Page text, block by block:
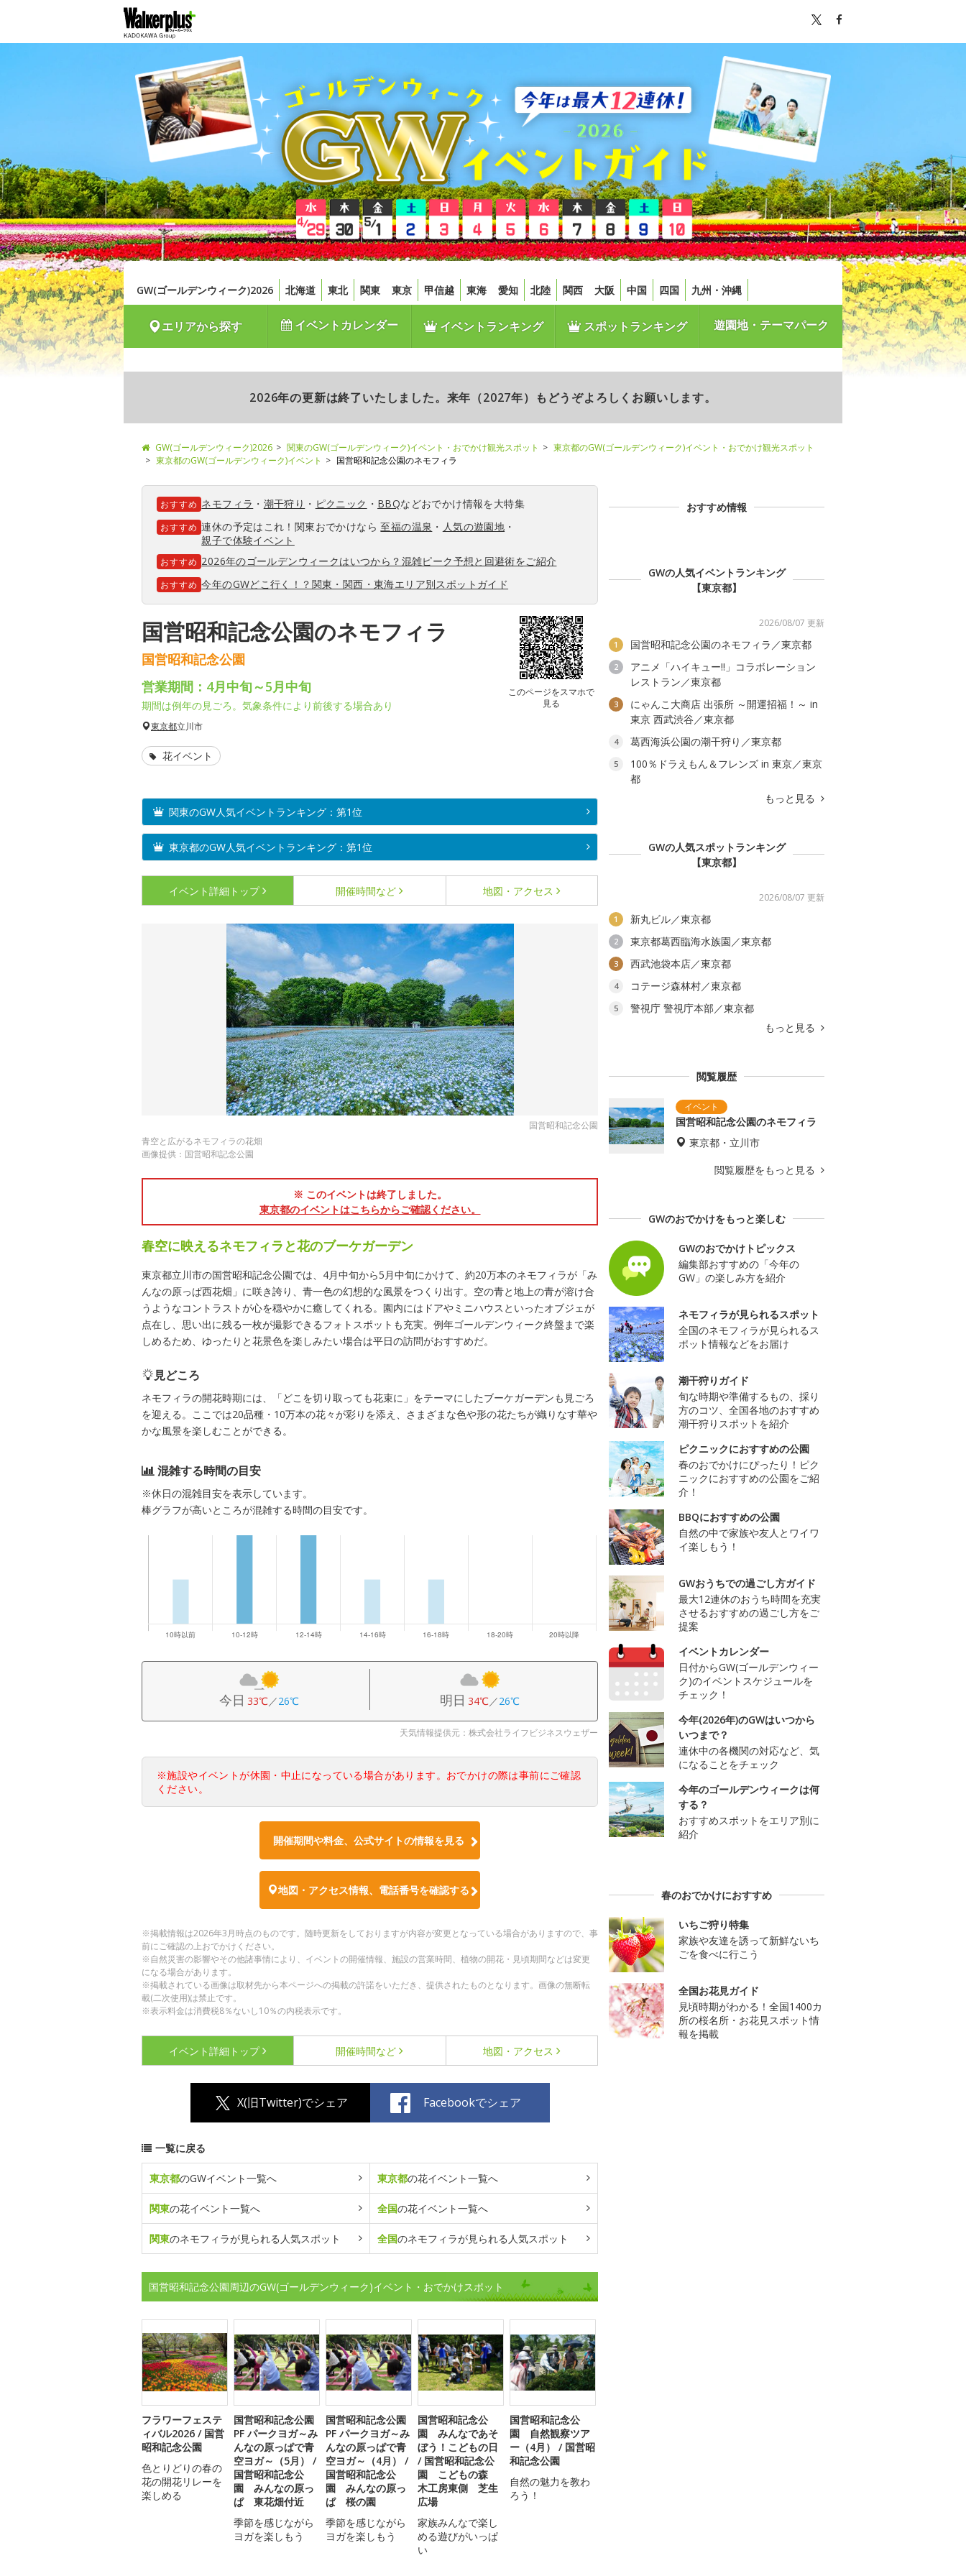
GW(ゴールデンウィーク)2026 北海道 東北 関東 東京 甲信越 東海 愛知 北陸 関西 大阪 中国 四国 九州・沖縄
エリアから探す イベントカレンダー イベントランキング スポットランキング 遊園地・テーマパーク
2026年の更新は終了いたしました。来年（2027年）もどうぞよろしくお願いします。
GW(ゴールデンウィーク)2026 関東のGW(ゴールデンウィーク)イベント・おでかけ観光スポット
東京都のGW(ゴールデンウィーク)イベント・おでかけ観光スポット
東京都のGW(ゴールデンウィーク)イベント
国営昭和記念公園のネモフィラ
おすすめ ネモフィラ ・ 潮干狩り ・ ピクニック ・ BBQなどおでかけ情報を大特集
おすすめ 連休の予定はこれ！関東おでかけなら至福の温泉 ・ 人気の遊園地 ・
親子で体験イベント
おすすめ 2026年のゴールデンウィークはいつから？混雑ピーク予想と回避術をご紹介
おすすめ 今年のGWどこ行く！？関東・関西・東海エリア別スポットガイド
国営昭和記念公園のネモフィラ
国営昭和記念公園
このページをスマホで
見る
営業期間：4月中旬～5月中旬
期間は例年の見ごろ。気象条件により前後する場合あり
東京都立川市
花イベント
関東のGW人気イベントランキング：第1位
東京都のGW人気イベントランキング：第1位
イベント詳細 トップ 開催時間など 地図・アクセス
国営昭和記念公園
青空と広がるネモフィラの花畑
画像提供：国営昭和記念公園
※ このイベントは終了しました。
東京都のイベントはこちらからご確認ください。
春空に映えるネモフィラと花のブーケガーデン
東京都立川市の国営昭和記念公園では、4月中旬から5月中旬にかけて、約20万本のネモフィラが「み
んなの原っぱ西花畑」に咲き誇り、青一色の幻想的な風景をつくり出す。空の青と地上の青が溶け合
うようなコントラストが心を穏やかに癒してくれる。園内にはドアやミニハウスといったオブジェが
点在し、思い出に残る一枚が撮影できるフォトスポットも充実。例年ゴールデンウィーク終盤まで楽
しめるため、ゆったりと花景色を楽しみたい場合は平日の訪問がおすすめだ。
見どころ
ネモフィラの開花時期には、「どこを切り取っても花束に」をテーマにしたブーケガーデンも見ごろ
を迎える。ここでは20品種・10万本の花々が彩りを添え、さまざまな色や形の花たちが織りなす華や
かな風景を楽しむことができる。
混雑する時間の目安
※休日の混雑目安を表示しています。
棒グラフが高いところが混雑する時間の目安です。
今日 33℃／26℃ 明日 34℃／26℃
天気情報提供元：株式会社ライフビジネスウェザー
※施設やイベントが休園・中止になっている場合があります。おでかけの際は事前にご確認
ください。
開催期間や料金、公式サイトの情報を見る
地図・アクセス情報、電話番号を確認する
※掲載情報は2026年3月時点のものです。随時更新をしておりますが内容が変更となっている場合がありますので、事
前にご確認の上おでかけください。
※自然災害の影響やその他諸事情により、イベントの開催情報、施設の営業時間、植物の開花・見頃期間などは変更
になる場合があります。
※掲載されている画像は取材先から本ページへの掲載の許諾をいただき、提供されたものとなります。画像の無断転
載(二次使用)は禁止です。
※表示料金は消費税8％ないし10％の内税表示です。
イベント詳細 トップ 開催時間など 地図・アクセス
X(旧Twitter)でシェア Facebookでシェア
一覧に戻る
東京都のGWイベント一覧へ 東京都の花イベント一覧へ
関東の花イベント一覧へ 全国の花イベント一覧へ
関東のネモフィラが見られる人気スポット 全国のネモフィラが見られる人気スポット
国営昭和記念公園周辺のGW(ゴールデンウィーク)イベント・おでかけスポット
フラワーフェステ
ィバル2026 / 国営
昭和記念公園
色とりどりの春の
花の開花リレーを
楽しめる
国営昭和記念公園
PF パークヨガ～み
んなの原っぱで青
空ヨガ～（5月） /
国営昭和記念公
園 みんなの原っ
ぱ 東花畑付近
季節を感じながら
ヨガを楽しもう
国営昭和記念公園
PF パークヨガ～み
んなの原っぱで青
空ヨガ～（4月） /
国営昭和記念公
園 みんなの原っ
ぱ 桜の園
季節を感じながら
ヨガを楽しもう
国営昭和記念公
園 みんなであそ
ぼう！こどもの日
/ 国営昭和記念公
園 こどもの森
木工房東側 芝生
広場
家族みんなで楽し
める遊びがいっぱ
い
国営昭和記念公
園 自然観察ツア
ー（4月） / 国営昭
和記念公園
自然の魅力を教わ
ろう！
おすすめ情報
GWの人気イベントランキング
【東京都】
2026/08/07 更新
1 国営昭和記念公園のネモフィラ／東京都
2
アニメ「ハイキュー!!」コラボレーション
レストラン／東京都
3
にゃんこ大商店 出張所 ～開運招福！～ in
東京 西武渋谷／東京都
4 葛西海浜公園の潮干狩り／東京都
5
100％ドラえもん＆フレンズ in 東京／東京
都
もっと見る
GWの人気スポットランキング
【東京都】
2026/08/07 更新
1 新丸ビル／東京都
2 東京都葛西臨海水族園／東京都
3 西武池袋本店／東京都
4 コテージ森林村／東京都
5
警視庁 警視庁本部／東京都
もっと見る
閲覧履歴
国営昭和記念公園のネモフィラ
東京都・立川市
閲覧履歴をもっと見る
GWのおでかけをもっと楽しむ
GWのおでかけトピックス
編集部おすすめの「今年の
GW」の楽しみ方を紹介
ネモフィラが見られるスポット
全国のネモフィラが見られるス
ポット情報などをお届け
潮干狩りガイド
旬な時期や準備するもの、採り
方のコツ、全国各地のおすすめ
潮干狩りスポットを紹介
ピクニックにおすすめの公園
春のおでかけにぴったり！ピク
ニックにおすすめの公園をご紹
介！
BBQにおすすめの公園
自然の中で家族や友人とワイワ
イ楽しもう！
GWおうちでの過ごし方ガイド
最大12連休のおうち時間を充実
させるおすすめの過ごし方をご
提案
イベントカレンダー
日付からGW(ゴールデンウィー
ク)のイベントスケジュールを
チェック！
今年(2026年)のGWはいつから
いつまで？
連休中の各機関の対応など、気
になることをチェック
今年のゴールデンウィークは何
する？
おすすめスポットをエリア別に
紹介
春のおでかけにおすすめ
いちご狩り特集
家族や友達を誘って新鮮ないち
ごを食べに行こう
全国お花見ガイド
見頃時期がわかる！全国1400カ
所の桜名所・お花見スポット情
報を掲載